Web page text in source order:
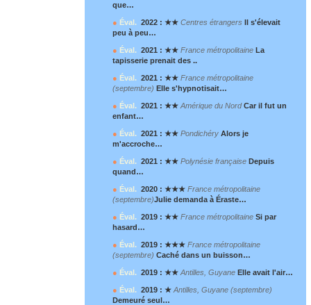
que…
● Éval. 2022 : ★★ Centres étrangers Il s'élevait
peu à peu…
● Éval. 2021 : ★★ France métropolitaine La
tapisserie prenait des ..
● Éval. 2021 : ★★ France métropolitaine
(septembre) Elle s'hypnotisait…
● Éval. 2021 : ★★ Amérique du NordCar il fut un
enfant…
● Éval. 2021 : ★★ Pondichéry Alors je
m'accroche…
● Éval. 2021 : ★★ Polynésie française Depuis
quand…
● Éval. 2020 : ★★★ France métropolitaine
(septembre)Julie demanda à Éraste…
● Éval. 2019 : ★★ France métropolitaine Si par
hasard…
● Éval. 2019 : ★★★ France métropolitaine
(septembre) Caché dans un buisson…
● Éval. 2019 : ★★ Antilles, Guyane Elle avait l'air…
● Éval. 2019 : ★ Antilles, Guyane (septembre)
Demeuré seul…